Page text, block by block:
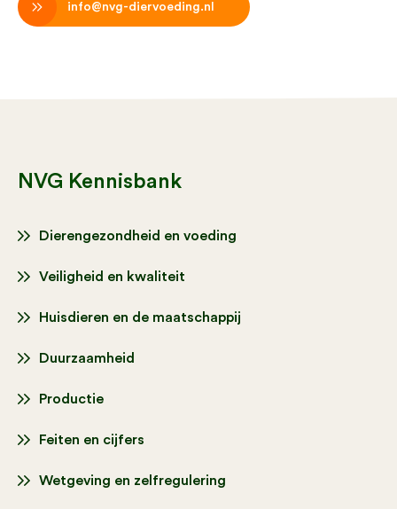
info@nvg-diervoeding.nl
NVG Kennisbank
Dierengezondheid en voeding
Veiligheid en kwaliteit
Huisdieren en de maatschappij
Duurzaamheid
Productie
Feiten en cijfers
Wetgeving en zelfregulering